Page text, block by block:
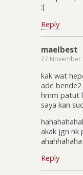
:[
Reply
maelbest
27 November
kak wat
ade
hmm patut
saya kan
akak jgn nk
ahahhahaha
Reply